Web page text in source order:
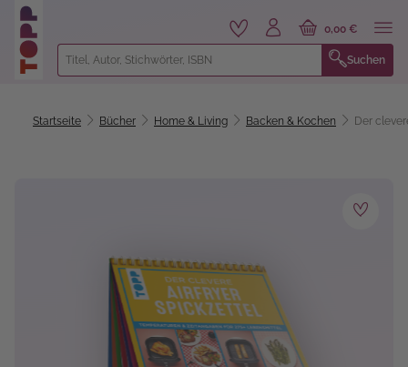
springen
Suchen
0,00 €
Startseite Bücher Home & Living Backen & Kochen Der